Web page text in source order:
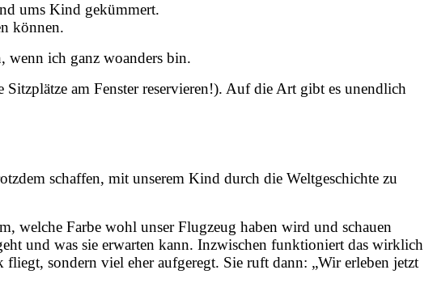
ums Kind gekümmert.
können.
wenn ich ganz woanders bin.
am Fenster reservieren!). Auf die Art gibt es unendlich
schaffen, mit unserem Kind durch die Weltgeschichte zu
welche Farbe wohl unser Flugzeug haben wird und schauen
und was sie erwarten kann. Inzwischen funktioniert das wirklich
sondern viel eher aufgeregt. Sie ruft dann: „Wir erleben jetzt